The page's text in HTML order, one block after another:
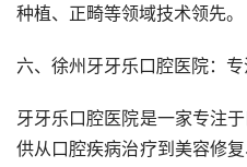
种植、正畸等领域技术领先。
六、徐州牙牙乐口腔医院：
牙牙乐口腔医院是一家专注
供从口腔疾病治疗到美容修